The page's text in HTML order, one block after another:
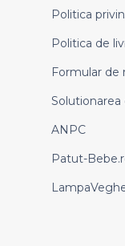
Politica
Politica de
Formular
Solutionarea
ANPC
Patut-